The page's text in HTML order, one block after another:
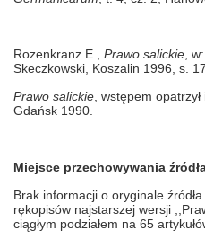
Rozenkranz E., Prawo salickie , w:
Skeczkowski, Koszalin 1996, s.
Prawo salickie, wstępem
Gdańsk 1990.
Miejsce przechowywania
Brak informacji o oryginale
rękopisów najstarszej wersji
ciągłym podziałem na 65